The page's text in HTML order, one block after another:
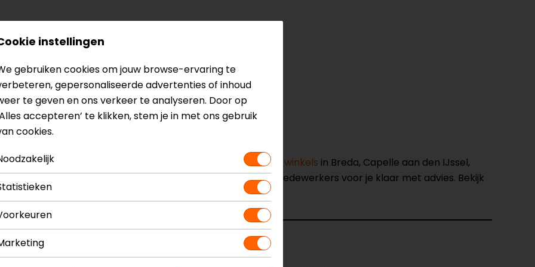
dancontact met ons op of kom langs in één vanonze winkels in Breda, Capelle aan den IJssel,
je het product bekijken & passen en staan onze verkoopmedewerkers voor je klaar met advies. Bekijk
instellingen
gebruiken cookies om jouw browse-ervaring te
gepersonaliseerde advertenties of inhoud
te geven en ons verkeer te analyseren. Door op
accepteren’ te klikken, stem je in met ons gebruik
cookies.